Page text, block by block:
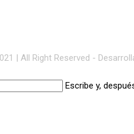
| All Right Reserved -
Escribe y,